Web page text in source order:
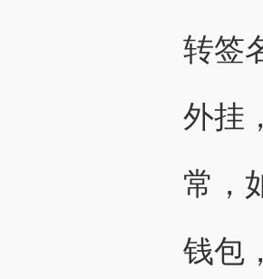
转签
外挂
常，
钱包